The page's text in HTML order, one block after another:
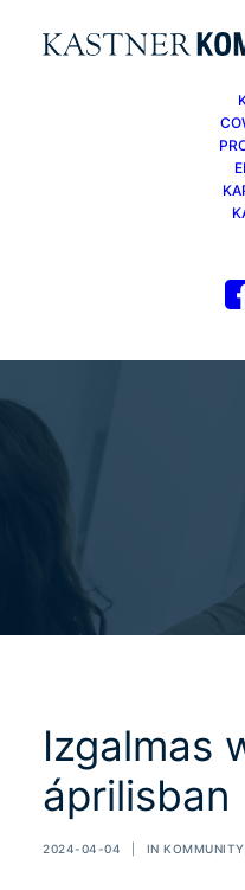
Izgalmas
áprilisban
2024-04-04 IN KOMMUNITY